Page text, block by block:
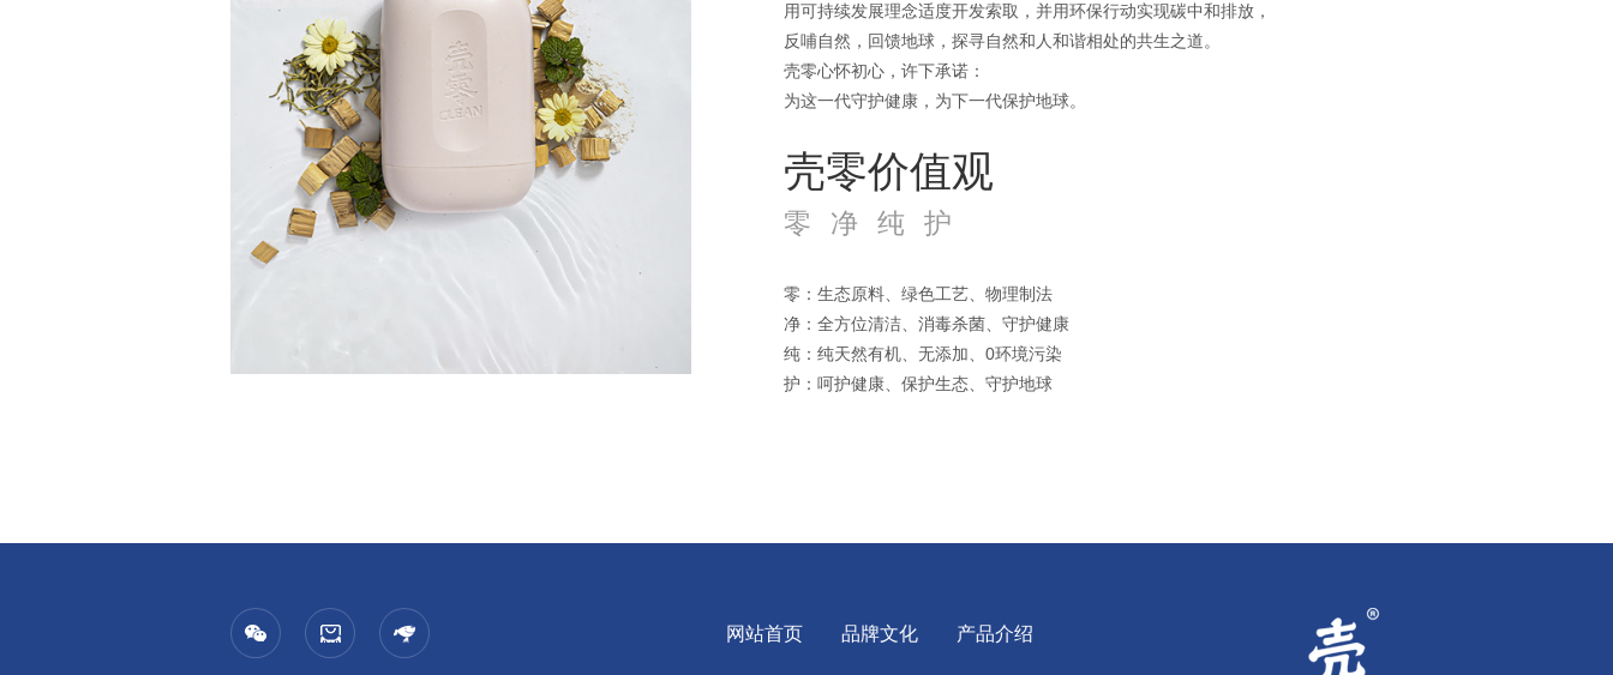
用可持续发展理念适度开发索取，并用环保行动实现碳中和排放，
反哺自然，回馈地球，探寻自然和人和谐相处的共生之道。
壳零心怀初心，许下承诺：
为这一代守护健康，为下一代保护地球。
壳零价值观
零 净 纯 护
零：生态原料、绿色工艺、物理制法
净：全方位清洁、消毒杀菌、守护健康
纯：纯天然有机、无添加、0环境污染
护：呵护健康、保护生态、守护地球
网站首页 品牌文化 产品介绍